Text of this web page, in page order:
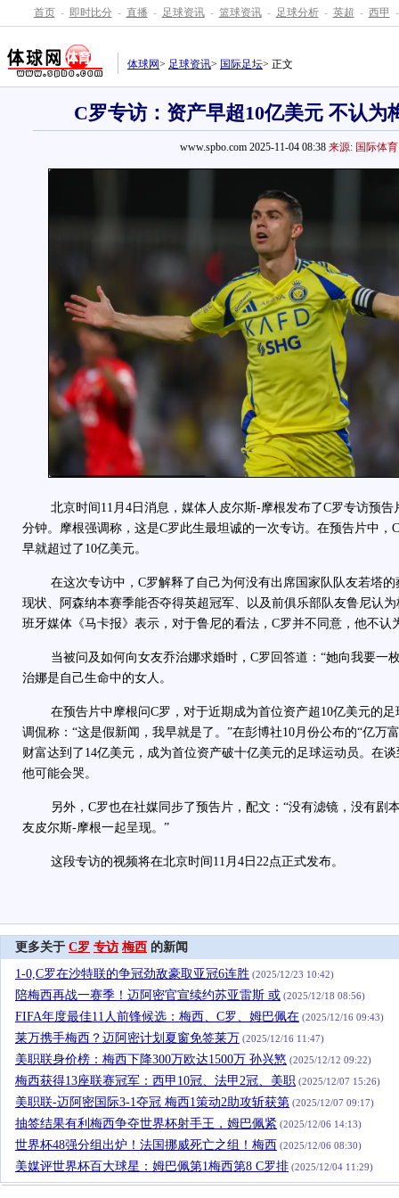
首页 - 即时比分 - 直播 - 足球资讯 - 篮球资讯 - 足球分析 - 英超 - 西甲 -
体球网> 足球资讯> 国际足坛> 正文
C罗专访：资产早超10亿美元 不认为
www.spbo.com 2025-11-04 08:38 来源: 国际体育
北京时间11月4日消息，媒体人皮尔斯-摩根发布了C罗专访预告
分钟。摩根强调称，这是C罗此生最坦诚的一次专访。在预告片中，
早就超过了10亿美元。
在这次专访中，C罗解释了自己为何没有出席国家队队友若塔的
现状、阿森纳本赛季能否夺得英超冠军、以及前俱乐部队友鲁尼认
班牙媒体《马卡报》表示，对于鲁尼的看法，C罗并不同意，他不认
当被问及如何向女友乔治娜求婚时，C罗回答道：“她向我要一枚
治娜是自己生命中的女人。
在预告片中摩根问C罗，对于近期成为首位资产超10亿美元的足
调侃称：“这是假新闻，我早就是了。”在彭博社10月份公布的“亿万
财富达到了14亿美元，成为首位资产破十亿美元的足球运动员。在
他可能会哭。
另外，C罗也在社媒同步了预告片，配文：“没有滤镜，没有剧
友皮尔斯-摩根一起呈现。”
这段专访的视频将在北京时间11月4日22点正式发布。
更多关于 C罗 专访 梅西 的新闻
1-0,C罗在沙特联的争冠劲敌豪取亚冠6连胜 (2025/12/23 10:42)
陪梅西再战一赛季！迈阿密官宣续约苏亚雷斯 或 (2025/12/18 08:56)
FIFA年度最佳11人前锋候选：梅西、C罗、姆巴佩在 (2025/12/16 09:43)
莱万携手梅西？迈阿密计划夏窗免签莱万 (2025/12/16 11:47)
美职联身价榜：梅西下降300万欧达1500万 孙兴慜 (2025/12/12 09:22)
梅西获得13座联赛冠军：西甲10冠、法甲2冠、美职 (2025/12/07 15:26)
美职联-迈阿密国际3-1夺冠 梅西1策动2助攻斩获第 (2025/12/07 09:17)
抽签结果有利梅西争夺世界杯射手王，姆巴佩紧 (2025/12/06 14:13)
世界杯48强分组出炉！法国挪威死亡之组！梅西 (2025/12/06 08:30)
美媒评世界杯百大球星：姆巴佩第1梅西第8 C罗排 (2025/12/04 11:29)